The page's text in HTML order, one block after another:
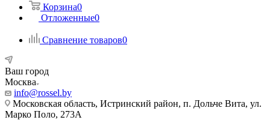
Корзина0
Отложенные0
Сравнение товаров0
Ваш город
Москва
info@rossel.by
Московская область, Истринский район, п. Дольче Вита, ул.
Марко Поло, 273А